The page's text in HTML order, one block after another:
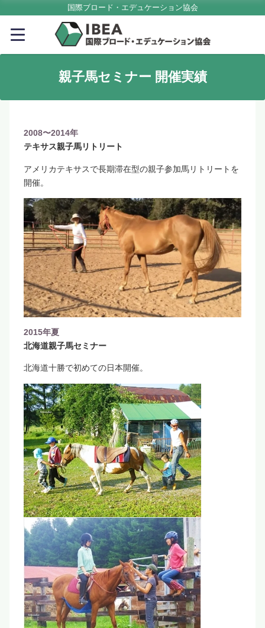
国際ブロード・エデュケーション協会
親子馬セミナー 開催実績
2008〜2014年
テキサス親子馬リトリート
アメリカテキサスで長期滞在型の親子参加馬リトリートを
開催。
2015年夏
北海道親子馬セミナー
北海道十勝で初めての日本開催。